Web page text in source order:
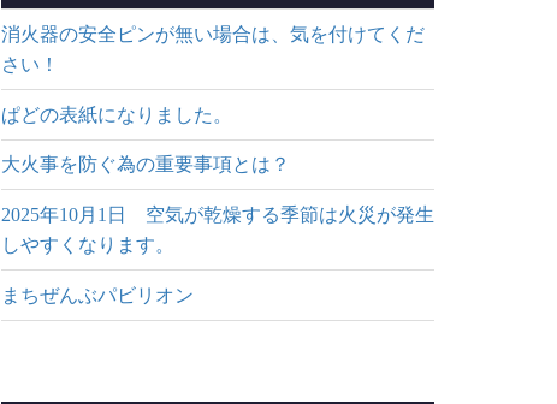
消火器の安全ピンが無い場合は、気を付けてくだ
さい！
ぱどの表紙になりました。
大火事を防ぐ為の重要事項とは？
2025年10月1日 空気が乾燥する季節は火災が発生
しやすくなります。
まちぜんぶパビリオン